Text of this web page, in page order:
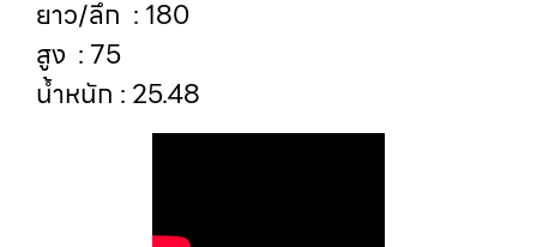
ยาว/ลึก : 180
สูง : 75
น้ำหนัก : 25.48